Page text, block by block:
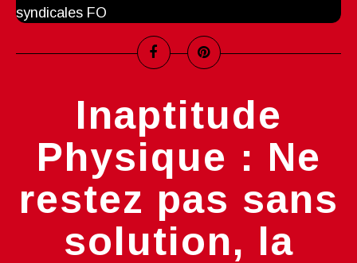
Inaptitude
Physique : Ne
restez pas sans
solution, la